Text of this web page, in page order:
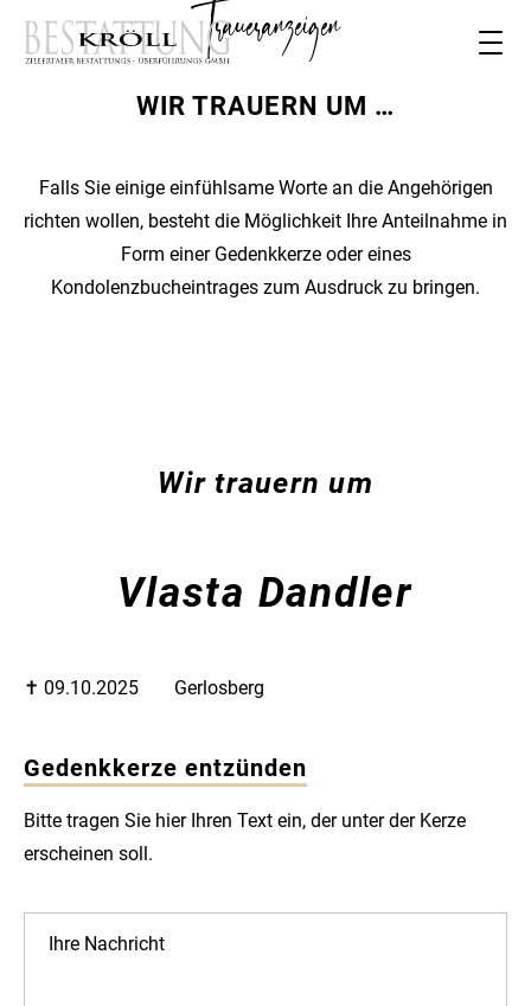
Traueranzeigen
WIR TRAUERN UM …
Falls Sie einige einfühlsame Worte an die Angehörigen
richten wollen, besteht die Möglichkeit Ihre Anteilnahme in
Form einer Gedenkkerze oder eines
Kondolenzbucheintrages zum Ausdruck zu bringen.
Wir trauern um
Vlasta Dandler
✝︎ 09.10.2025 Gerlosberg
Gedenkkerze entzünden
Bitte tragen Sie hier Ihren Text ein, der unter der Kerze
erscheinen soll.